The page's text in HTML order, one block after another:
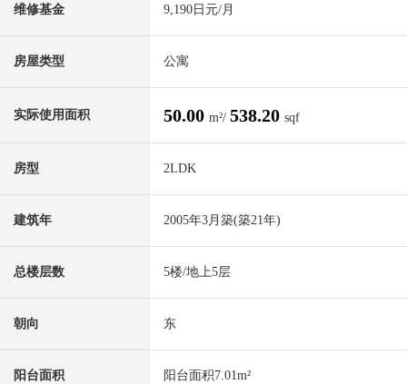
维修基金 9,190日元/月
房屋类型 公寓
实际使用面积 50.00 m²/ 538.20 sqf
房型 2LDK
建筑年 2005年3月築(築21年)
总楼层数 5楼/地上5层
朝向 东
阳台面积 阳台面积7.01m²